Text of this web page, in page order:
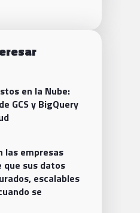
en la Nube:
GCS y BigQuery
las empresas
que sus datos
escalables
se